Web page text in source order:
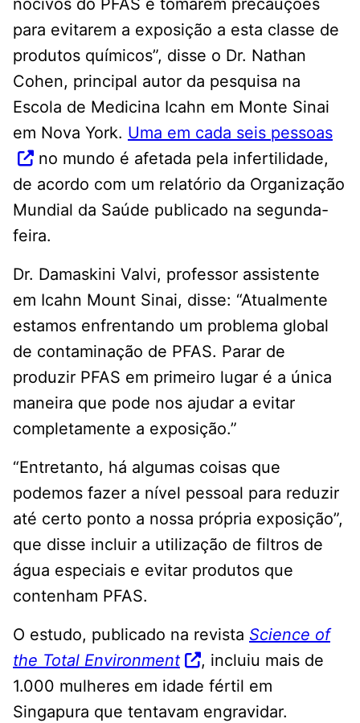
nocivos do PFAS e tomarem precauções
para evitarem a exposição a esta classe de
produtos químicos”, disse o Dr. Nathan
Cohen, principal autor da pesquisa na
Escola de Medicina Icahn em Monte Sinai
em Nova York. Uma em cada seis pessoas
no mundo é afetada pela infertilidade,
de acordo com um relatório da Organização
Mundial da Saúde publicado na segunda-
feira.
Dr. Damaskini Valvi, professor assistente
em Icahn Mount Sinai, disse: “Atualmente
estamos enfrentando um problema global
de contaminação de PFAS. Parar de
produzir PFAS em primeiro lugar é a única
maneira que pode nos ajudar a evitar
completamente a exposição.”
“Entretanto, há algumas coisas que
podemos fazer a nível pessoal para reduzir
até certo ponto a nossa própria exposição”,
que disse incluir a utilização de filtros de
água especiais e evitar produtos que
contenham PFAS.
O estudo, publicado na revista Science of
the Total Environment
, incluiu mais de
1.000 mulheres em idade fértil em
Singapura que tentavam engravidar.